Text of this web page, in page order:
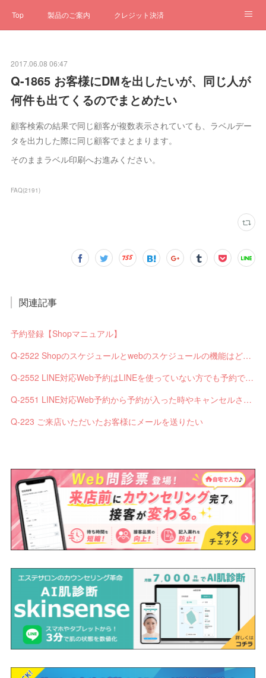
Top 製品のご案内 クレジット決済
ステータス お問合せ
2017.06.08 06:47
Q-1865 お客様にDMを出したいが、同じ人が
何件も出てくるのでまとめたい
顧客検索の結果で同じ顧客が複数表示されていても、ラベルデー
タを出力した際に同じ顧客でまとまります。
そのままラベル印刷へお進みください。
FAQ(2191)
関連記事
予約登録【Shopマニュアル】
Q-2522 Shopのスケジュールとwebのスケジュールの機能はどう違いますか？
Q-2552 LINE対応Web予約はLINEを使っていない方でも予約できますか？
Q-2551 LINE対応Web予約から予約が入った時やキャンセルされた時、サロンやお客様へは通知されますか？
Q-223 ご来店いただいたお客様にメールを送りたい